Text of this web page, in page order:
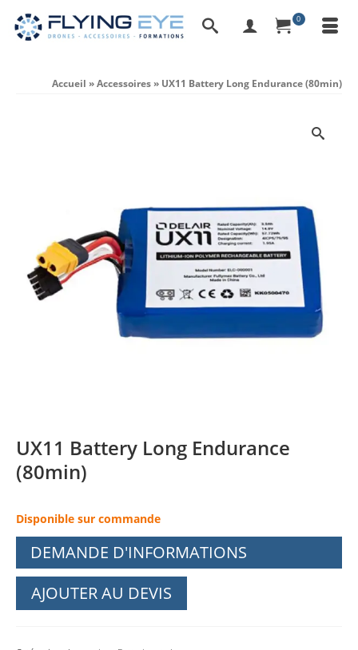
0
Accueil »Accessoires» UX11 Battery Long Endurance (80min)
UX11 Battery Long Endurance
(80min)
Disponible sur commande
DEMANDE D'INFORMATIONS
AJOUTER AU DEVIS